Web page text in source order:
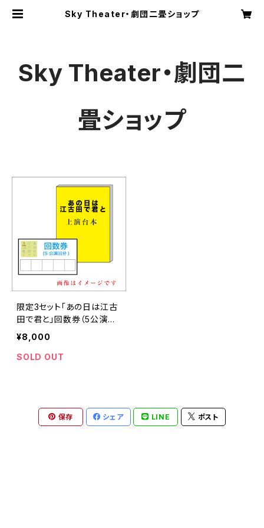
Sky Theater・劇団二畳ショップ
Sky Theater・劇団二
畳ショップ
限定3セット「あの日は江古
田で君と」回数券（5公演回）
＋上演台本
¥8,000
SOLD OUT
保存 シェア LINE ポスト